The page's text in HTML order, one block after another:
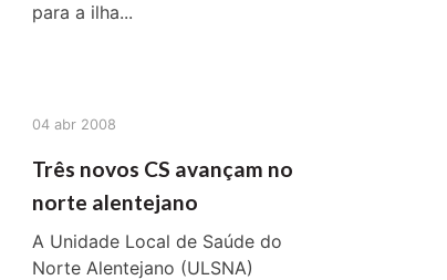
para a ilha...
04 abr 2008
Três novos CS avançam no
norte alentejano
A Unidade Local de Saúde do
Norte Alentejano (ULSNA)